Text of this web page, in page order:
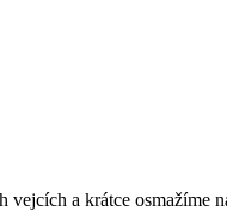
vejcích a krátce osmažíme